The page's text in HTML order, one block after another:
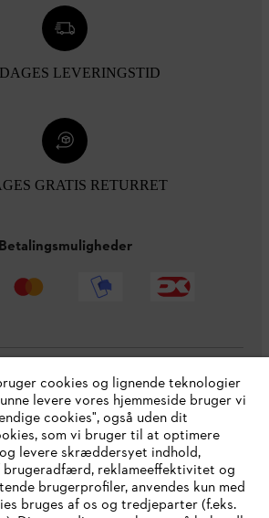
LEVERINGSTID
GRATIS RETURRET
Betalingsmuligheder
cookies og lignende teknologier
levere vores hjemmeside bruger vi
cookies", også uden dit
som vi bruger til at optimere
levere skræddersyet indhold,
brugeradfærd, reklameeffektivitet og
brugerprofiler, anvendes kun med
bruges af os og tredjeparter (f.eks.